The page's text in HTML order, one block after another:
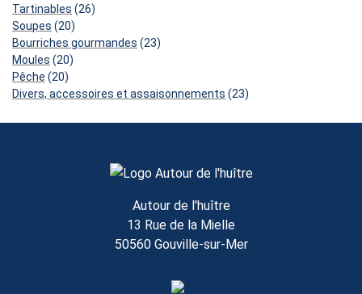
Tartinables 2626
Soupes 2020
produits
Bourriches gourmandes 2323
Moules 2020
Pêche 2020
produits
Divers, accessoires et assaisonnements 2323
Autour de l'huître
13 Rue de la Mielle
50560 Gouville-sur-Mer